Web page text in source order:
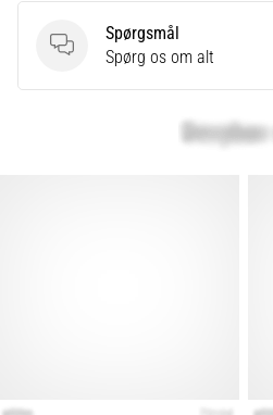
Spørgsmål
Spørgsmål
Spørg os om alt